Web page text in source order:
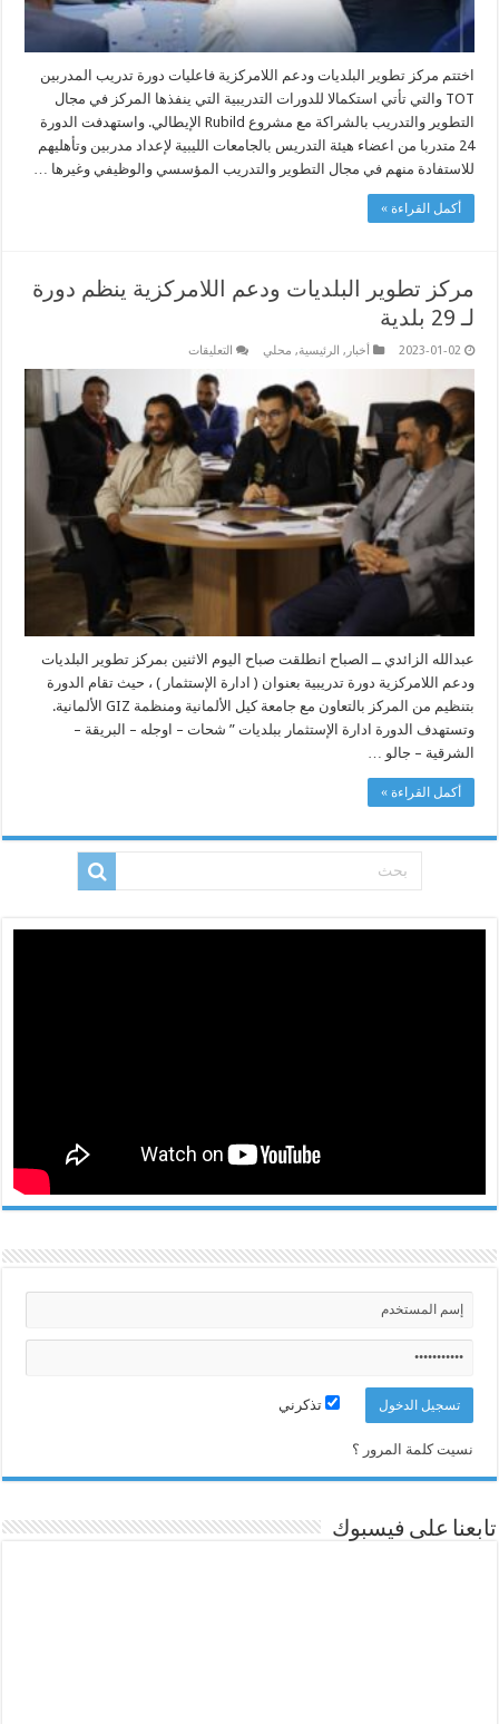
اختتم مركز تطوير البلديات ودعم اللامركزية فاعليات دورة تدريب المدربين
TOT والتي تأتي استكمالا للدورات التدريبية التي ينفذها المركز في مجال
التطوير والتدريب بالشراكة مع مشروع Rubild الإيطالي. واستهدفت الدورة
24 متدربا من اعضاء هيئة التدريس بالجامعات الليبية لإعداد مدربين وتأهليهم
للاستفادة منهم في مجال التطوير والتدريب المؤسسي والوظيفي وغيرها …
أكمل القراءة »
مركز تطوير البلديات ودعم اللامركزية ينظم دورة
لـ 29 بلدية
2023-01-02 أخبار , الرئيسية, محلي التعليقات
البلديات
ودعم
اللامركزية
ينظم
دورة
لـ
29
بلدية
مغلقة
عبدالله الزائدي ــ الصباح انطلقت صباح اليوم الاثنين بمركز تطوير البلديات
ودعم اللامركزية دورة تدريبية بعنوان ( ادارة الإستثمار ) ، حيث تقام الدورة
بتنظيم من المركز بالتعاون مع جامعة كيل الألمانية ومنظمة GIZ الألمانية.
وتستهدف الدورة ادارة الإستثمار ببلديات ” شحات – اوجله – البريقة –
الشرقية – جالو …
أكمل القراءة »
تذكرني
نسيت كلمة المرور ؟
تابعنا على فيسبوك